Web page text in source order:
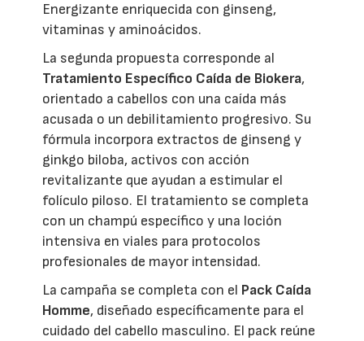
Energizante enriquecida con ginseng,
vitaminas y aminoácidos.
La segunda propuesta corresponde al
Tratamiento Específico Caída de Biokera,
orientado a cabellos con una caída más
acusada o un debilitamiento progresivo. Su
fórmula incorpora extractos de ginseng y
ginkgo biloba, activos con acción
revitalizante que ayudan a estimular el
folículo piloso. El tratamiento se completa
con un champú específico y una loción
intensiva en viales para protocolos
profesionales de mayor intensidad.
La campaña se completa con el Pack Caída
Homme, diseñado específicamente para el
cuidado del cabello masculino. El pack reúne